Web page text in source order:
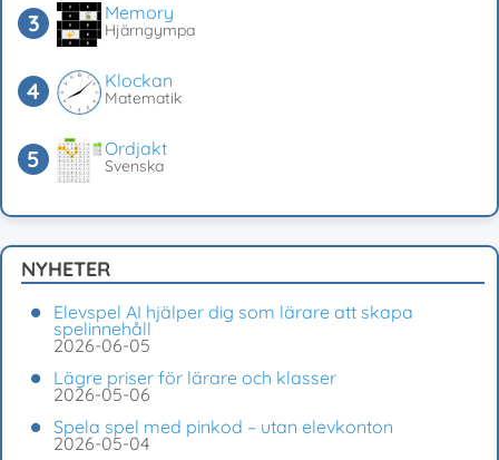
Memory
Hjärngympa
Klockan
Matematik
Ordjakt
Svenska
NYHETER
Elevspel AI hjälper dig som lärare att skapa
spelinnehåll
2026-06-05
Lägre priser för lärare och klasser
2026-05-06
Spela spel med pinkod – utan elevkonton
2026-05-04